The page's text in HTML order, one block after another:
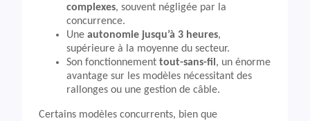
complexes, souvent négligée par la
concurrence.
Une autonomie jusqu’à 3 heures,
supérieure à la moyenne du secteur.
Son fonctionnement tout-sans-fil , un énorme
avantage sur les modèles nécessitant des
rallonges ou une gestion de câble.
Certains modèles concurrents, bien que